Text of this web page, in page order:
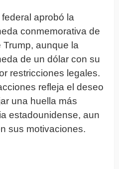
aprobó la
conmemorativa de
aunque la
de un dólar con su
restricciones legales.
refleja el deseo
una huella más
estadounidense, aun
sus motivaciones.